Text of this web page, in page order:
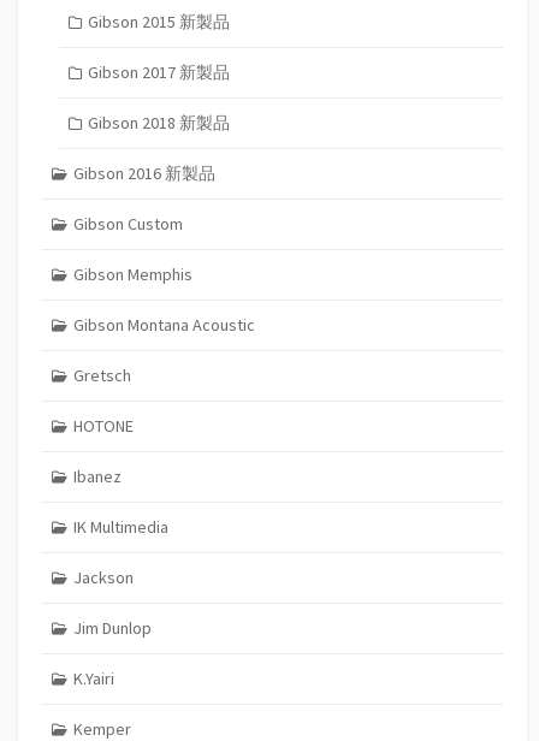
Gibson 2015 新製品
Gibson 2017 新製品
Gibson 2018 新製品
Gibson 2016 新製品
Gibson Custom
Gibson Memphis
Gibson Montana Acoustic
Gretsch
HOTONE
Ibanez
IK Multimedia
Jackson
Jim Dunlop
K.Yairi
Kemper